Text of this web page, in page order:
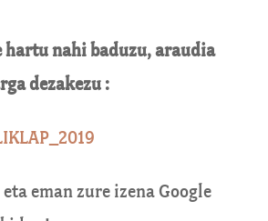
hartu nahi baduzu, araudia
dezakezu :
eman zure izena Google